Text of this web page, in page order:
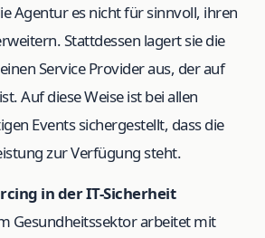
Agentur es nicht für sinnvoll, ihren
Stattdessen lagert sie die
Service Provider aus, der auf
Auf diese Weise ist bei allen
Events sichergestellt, dass die
zur Verfügung steht.
in der IT-Sicherheit
Gesundheitssektor arbeitet mit